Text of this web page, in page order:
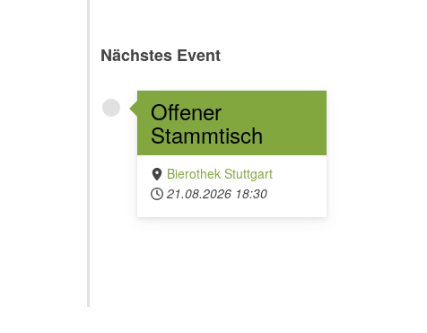
Nächstes Event
Offener
Stammtisch
Bierothek Stuttgart
21.08.2026 18:30